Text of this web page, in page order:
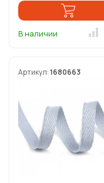
В наличии
Артикул:1680663